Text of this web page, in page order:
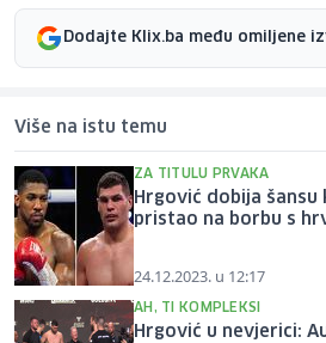
Dodajte Klix.ba među omiljene
Više na istu temu
ZA TITULU PRVAKA
Hrgović dobija šansu
pristao na borbu s
24.12.2023. u 12:17
AH, TI KOMPLEKSI
Hrgović u nevjerici: